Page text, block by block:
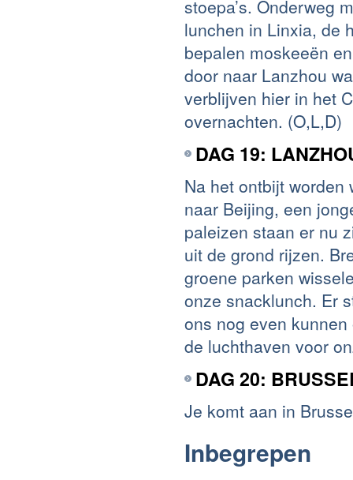
stoepa’s. Onderweg
lunchen in Linxia, de
bepalen moskeeën
door naar Lanzhou
verblijven hier in het
overnachten. (O,L,D)
DAG 19:
Na het ontbijt
naar Beijing, een
paleizen staan er nu
uit de grond rijzen.
groene parken
onze snacklunch. Er
ons nog even
de luchthaven voor
DAG 20:
Je komt aan in
Inbegrepen